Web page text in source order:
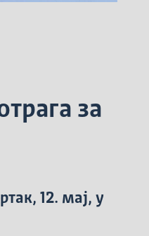
за
12. мај, у